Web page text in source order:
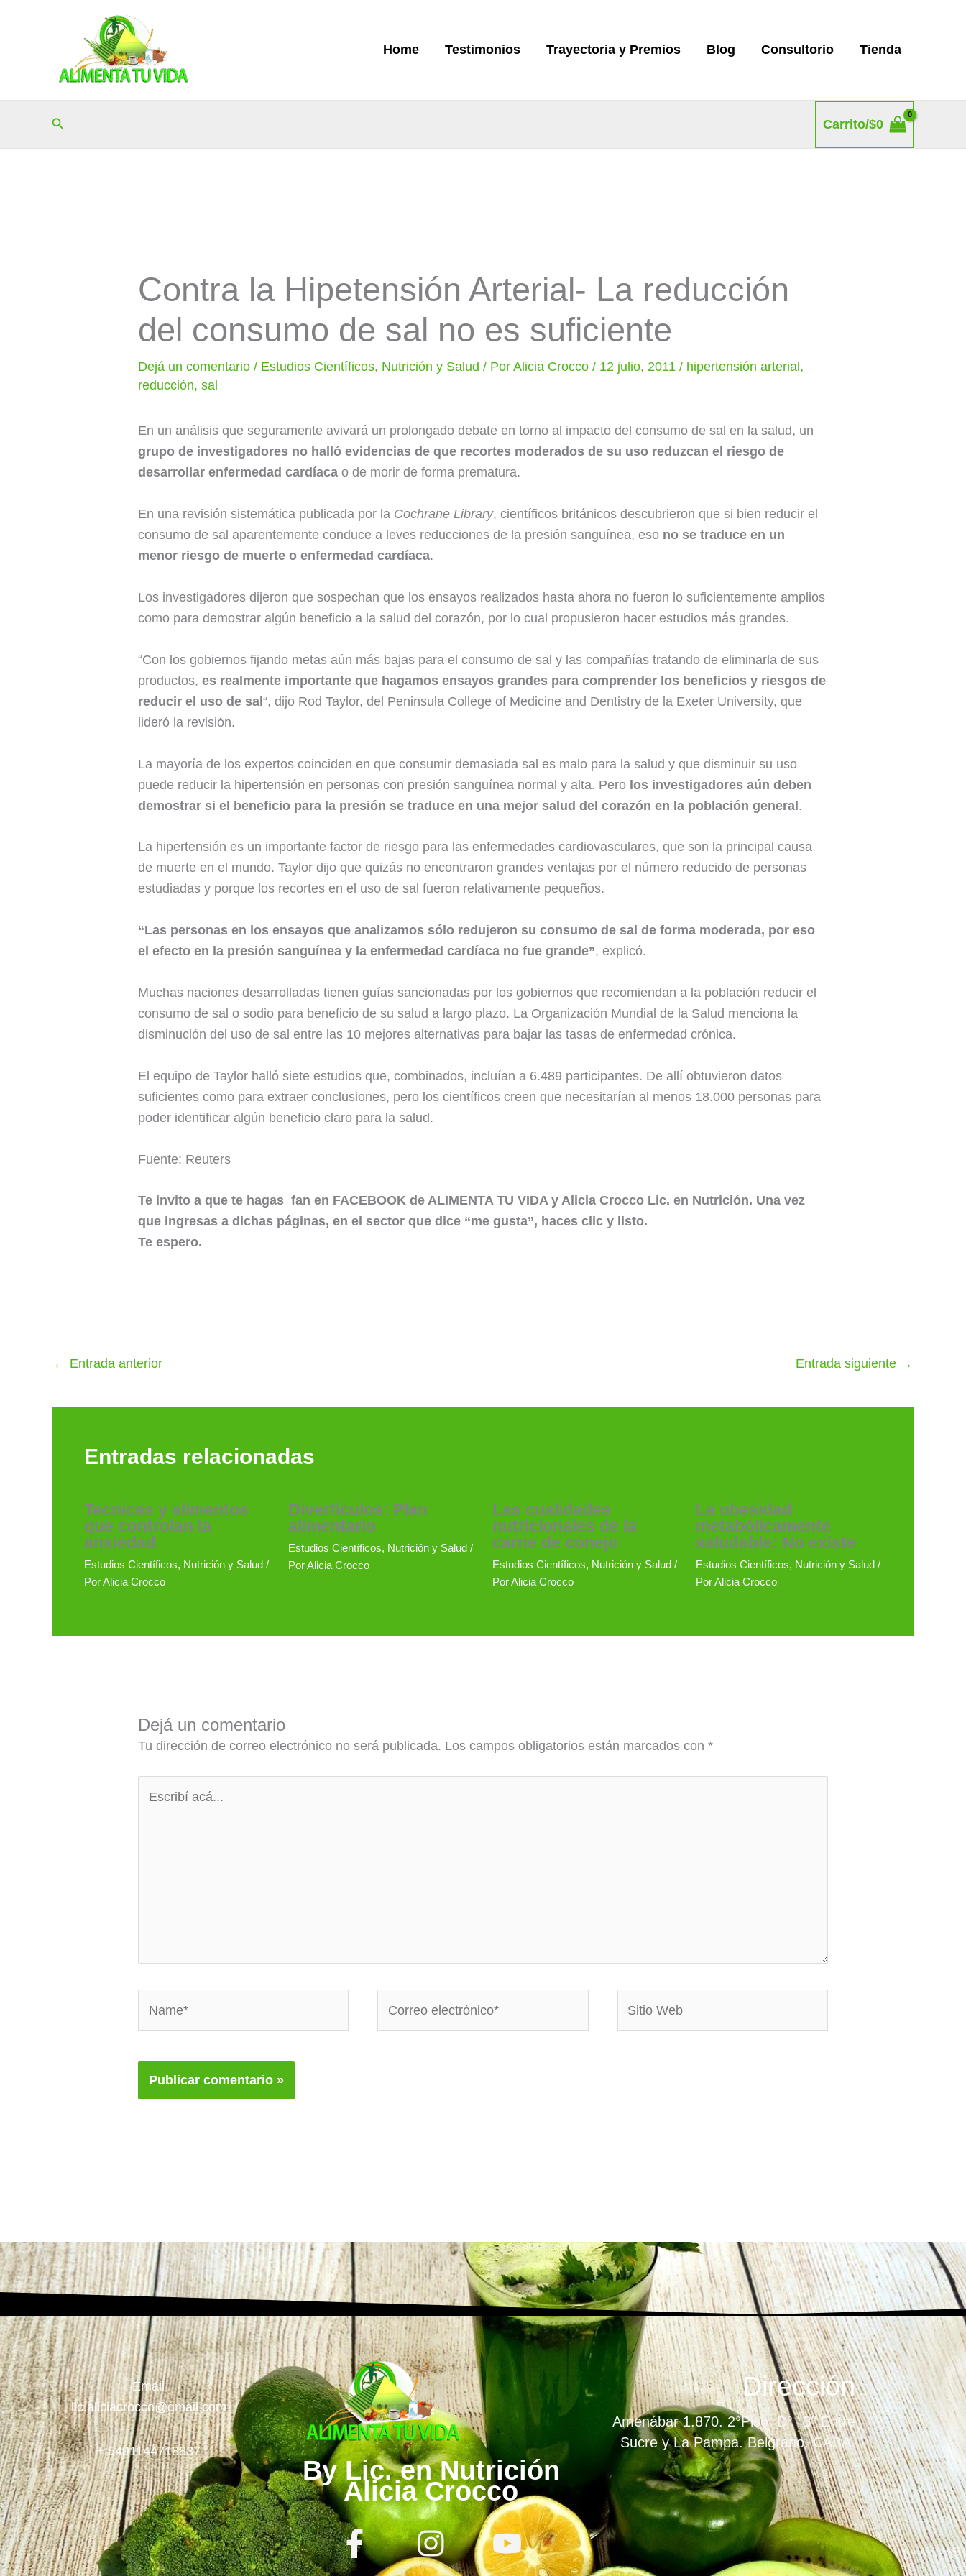
Home Testimonios Trayectoria y Premios Blog Consultorio Tienda
Buscar Carrito/$0
Contra la Hipetensión Arterial- La reducción
del consumo de sal no es suficiente
Dejá un comentario / Estudios Científicos, Nutrición y Salud / PorAlicia Crocco/ 12 julio, 2011/ hipertensión arterial ,
reducción,sal
En un análisis que seguramente avivará un prolongado debate en torno al impacto del consumo de sal en la salud, un
grupo de investigadores no halló evidencias de que recortes moderados de su uso reduzcan el riesgo de
desarrollar enfermedad cardíacao de morir de forma prematura.
En una revisión sistemática publicada por la Cochrane Library, científicos británicos descubrieron que si bien reducir el
consumo de sal aparentemente conduce a leves reducciones de la presión sanguínea, eso no se traduce en un
menor riesgo de muerte o enfermedad cardíaca.
Los investigadores dijeron que sospechan que los ensayos realizados hasta ahora no fueron lo suficientemente amplios
como para demostrar algún beneficio a la salud del corazón, por lo cual propusieron hacer estudios más grandes.
“Con los gobiernos fijando metas aún más bajas para el consumo de sal y las compañías tratando de eliminarla de sus
productos,es realmente importante que hagamos ensayos grandes para comprender los beneficios y riesgos de
reducir el uso de sal“, dijo Rod Taylor, del Peninsula College of Medicine and Dentistry de la Exeter University, que
lideró la revisión.
La mayoría de los expertos coinciden en que consumir demasiada sal es malo para la salud y que disminuir su uso
puede reducir la hipertensión en personas con presión sanguínea normal y alta. Pero los investigadores aún deben
demostrar si el beneficio para la presión se traduce en una mejor salud del corazón en la población general.
La hipertensión es un importante factor de riesgo para las enfermedades cardiovasculares, que son la principal causa
de muerte en el mundo. Taylor dijo que quizás no encontraron grandes ventajas por el número reducido de personas
estudiadas y porque los recortes en el uso de sal fueron relativamente pequeños.
“Las personas en los ensayos que analizamos sólo redujeron su consumo de sal de forma moderada, por eso
el efecto en la presión sanguínea y la enfermedad cardíaca no fue grande”, explicó.
Muchas naciones desarrolladas tienen guías sancionadas por los gobiernos que recomiendan a la población reducir el
consumo de sal o sodio para beneficio de su salud a largo plazo. La Organización Mundial de la Salud menciona la
disminución del uso de sal entre las 10 mejores alternativas para bajar las tasas de enfermedad crónica.
El equipo de Taylor halló siete estudios que, combinados, incluían a 6.489 participantes. De allí obtuvieron datos
suficientes como para extraer conclusiones, pero los científicos creen que necesitarían al menos 18.000 personas para
poder identificar algún beneficio claro para la salud.
Fuente: Reuters
Te invito a que te hagas fan en FACEBOOK de ALIMENTA TU VIDA y Alicia Crocco Lic. en Nutrición. Una vez
que ingresas a dichas páginas, en el sector que dice “me gusta”, haces clic y listo.
Te espero.
← Entrada anterior Entrada siguiente →
Entradas relacionadas
Tecnicas y alimentos
que controlan la
ansiedad
Estudios Científicos, Nutrición y Salud /
PorAlicia Crocco
Divertículos: Plan
alimentario
Estudios Científicos, Nutrición y Salud/
PorAlicia Crocco
Las cualidades
nutricionales de la
carne de conejo
Estudios Científicos, Nutrición y Salud/
PorAlicia Crocco
La obesidad
metabólicamente
saludable: No existe
Estudios Científicos, Nutrición y Salud /
PorAlicia Crocco
Dejá un comentario
Tu dirección de correo electrónico no será publicada. Los campos obligatorios están marcados con*
Email
lic.aliciacrocco@gmail.com
+ 5491144718837
By Lic. en Nutrición
Alicia Crocco
F
a
I
n
Y
o
Dirección
Amenábar 1.870. 2°Piso. D° "B" Entre
Sucre y La Pampa. Belgrano. CABA.